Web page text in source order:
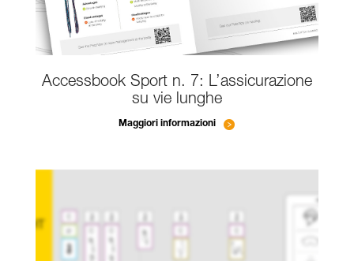
Accessbook Sport n. 7: L’assicurazione
su vie lunghe
Maggiori informazioni